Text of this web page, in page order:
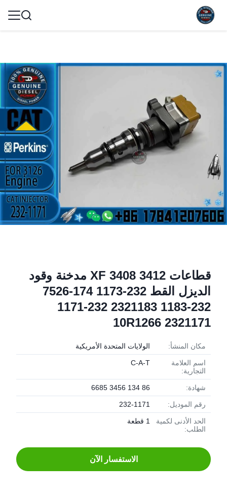
قطاعات XF 3408 3412 مدخنة وقود
الديزل القط 232-1173 174-7526
232-1183 2321183 232-1171
2321171 10R1266
مكان المنشأ: الولايات المتحدة الأمريكية
اسم العلامة
التجارية:
C-A-T
شهادة: 86 134 3456 6685
رقم الموديل: 232-1171
الحد الأدنى لكمية
الطلب:
1 قطعة
الاستفسار الآن